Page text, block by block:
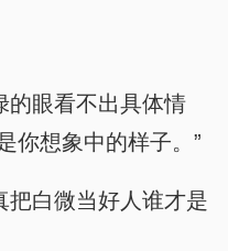
的眼看不出具体情
想象中的样子。”
把白微当好人谁才是